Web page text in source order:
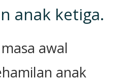
anak ketiga.
awal
anak